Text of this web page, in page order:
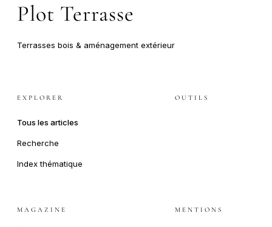
Plot Terrasse
Terrasses bois & aménagement extérieur
EXPLORER
Tous les articles
Recherche
Index thématique
OUTILS
MAGAZINE MENTIONS